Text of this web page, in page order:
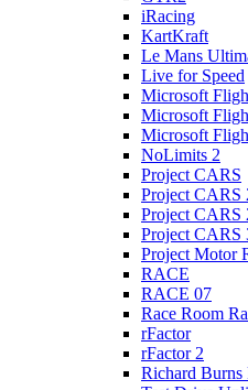
iRacing
KartKraft
Le Mans
Live for Speed
Microsoft
Microsoft
Microsoft
NoLimits 2
Project CARS
Project CARS
Project CARS
Project CARS
Project Motor
RACE
RACE 07
Race Room
rFactor
rFactor 2
Richard Burns